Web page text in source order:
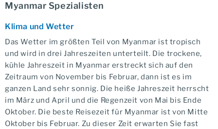
Myanmar Spezialisten
Klima und Wetter
Das Wetter im größten Teil von Myanmar ist tropisch
und wird in drei Jahreszeiten unterteilt. Die trockene,
kühle Jahreszeit in Myanmar erstreckt sich auf den
Zeitraum von November bis Februar, dann ist es im
ganzen Land sehr sonnig. Die heiße Jahreszeit herrscht
im März und April und die Regenzeit von Mai bis Ende
Oktober. Die beste Reisezeit für Myanmar ist von Mitte
Oktober bis Februar. Zu dieser Zeit erwarten Sie fast